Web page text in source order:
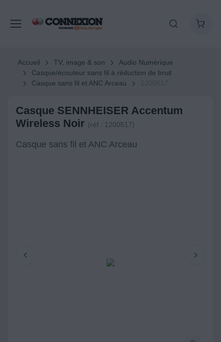
Accueil TV, image & son
Audio Numérique
Casque/écouteur sans fil à réduction de bruit
Casque sans fil et ANC Arceau
Casque SENNHEISER Accentum
Wireless Noir (réf : 1200517)
Casque sans fil et ANC Arceau